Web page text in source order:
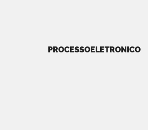
PROCESSOELETRONICO